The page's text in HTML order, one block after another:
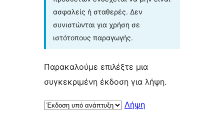
ασφαλείς ή σταθερές. Δεν
συνιστώνται για χρήση σε
ιστότοπους παραγωγής.
Παρακαλούμε επιλέξτε μια
συγκεκριμένη έκδοση για λήψη.
Λήψη